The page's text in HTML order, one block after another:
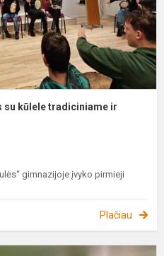
su kūlele tradiciniame ir
gimnazijoje įvyko pirmieji
Plačiau